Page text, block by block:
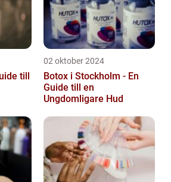
02 oktober 2024
Botox i Stockholm - En
Guide till en
Ungdomligare Hud